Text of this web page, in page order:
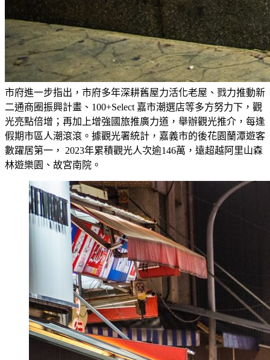
市府進一步指出，市府多年深耕舊屋力活化老屋、戮力推動新
二通商圈振興計畫、100+Select 嘉市潮選店等多方努力下，觀
光亮點倍增；再加上增強國旅推廣力道，舉辦觀光推介，每逢
假期市區人潮滾滾。據觀光署統計，嘉義市的後花園蘭潭遊客
數躍居第一， 2023年累積觀光人次逾146萬，遠超越阿里山森
林遊樂園、故宮南院。